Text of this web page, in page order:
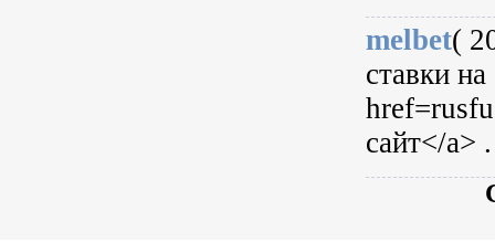
melbet(
ставки
сайт</a> .